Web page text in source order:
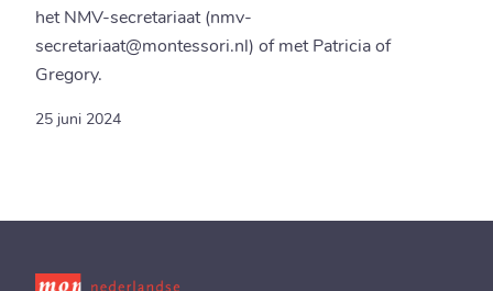
het NMV-secretariaat (nmv-
secretariaat@montessori.nl) of met Patricia of
Gregory.
25 juni 2024